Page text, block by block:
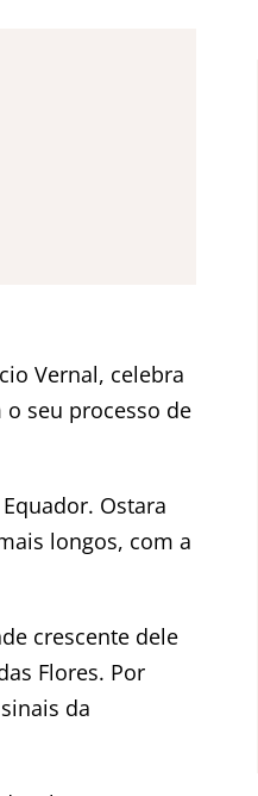
Vernal, celebra
seu processo de
Ostara
longos, com a
crescente dele
Flores. Por
da